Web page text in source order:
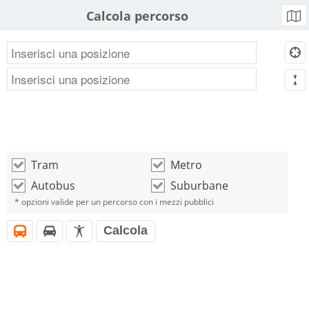
Calcola percorso b
d
m
o Tram o Metro
o Autobus o Suburbane
* opzioni valide per un percorso con i mezzi pubblici
i h l Calcola